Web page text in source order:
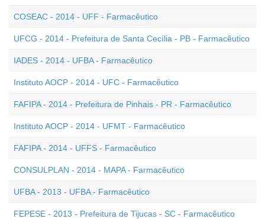
COSEAC - 2014 - UFF - Farmacêutico
UFCG - 2014 - Prefeitura de Santa Cecília - PB - Farmacêutico
IADES - 2014 - UFBA - Farmacêutico
Instituto AOCP - 2014 - UFC - Farmacêutico
FAFIPA - 2014 - Prefeitura de Pinhais - PR - Farmacêutico
Instituto AOCP - 2014 - UFMT - Farmacêutico
FAFIPA - 2014 - UFFS - Farmacêutico
CONSULPLAN - 2014 - MAPA - Farmacêutico
UFBA - 2013 - UFBA - Farmacêutico
FEPESE - 2013 - Prefeitura de Tijucas - SC - Farmacêutico